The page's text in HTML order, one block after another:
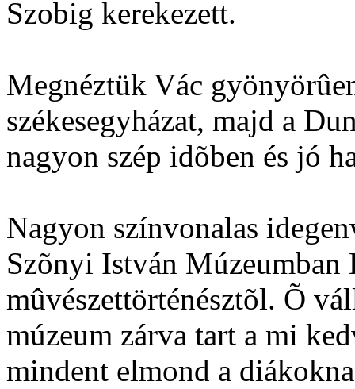
Szobig kerekezett.
Megnéztük Vác
székesegyházat, majd a
nagyon szép idõben és jó
Nagyon színvonalas
Szõnyi István Múzeumban
mûvészettörténésztõl. Õ
múzeum zárva tart a mi
mindent elmond a